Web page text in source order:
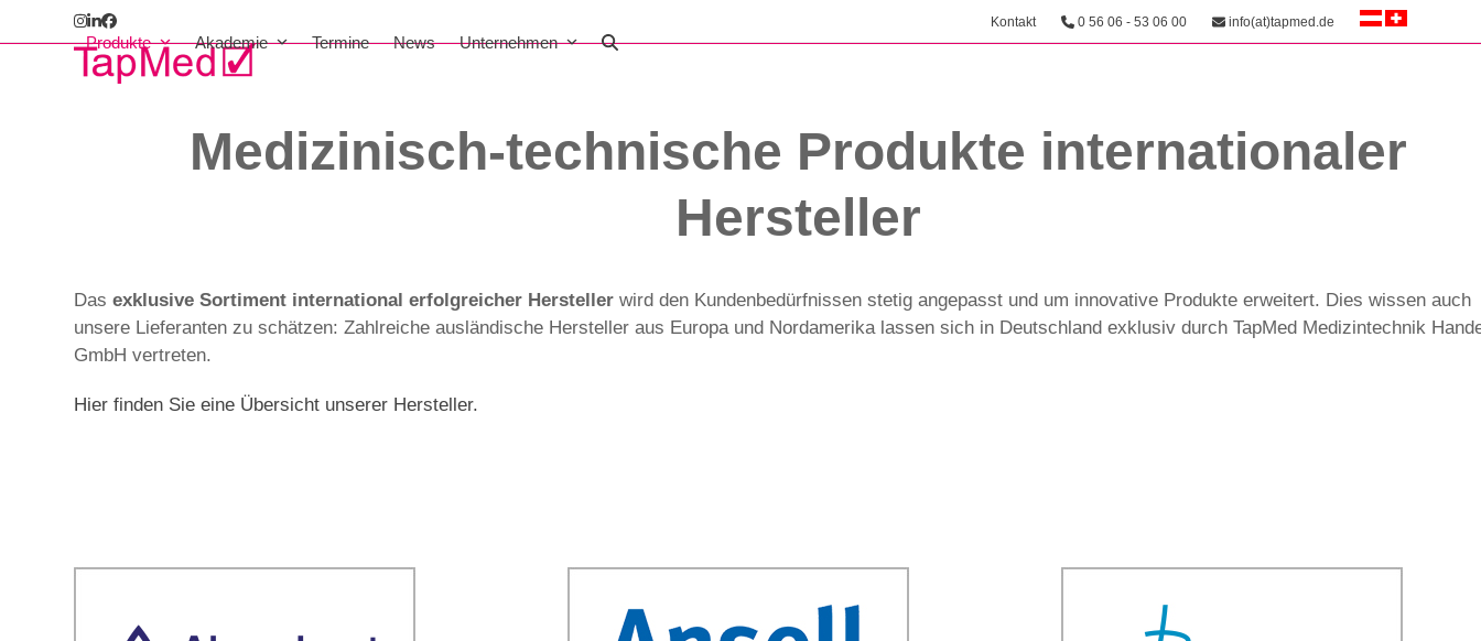
to
Instagram
LinkedIn
Facebook Kontakt 0 56 06 - 53 06 00 info(at)tapmed.de
Produkte Akademie Termine News Unternehmen
Medizinisch-technische Produkte internationaler
Hersteller
Dasexklusive Sortiment international erfolgreicher Hersteller wird den Kundenbedürfnissen stetig angepasst und um innovative Produkte erweitert. Dies wissen auch
unsere Lieferanten zu schätzen: Zahlreiche ausländische Hersteller aus Europa und Nordamerika lassen sich in Deutschland exklusiv durch TapMed Medizintechnik
GmbH vertreten.
Hier finden Sie eine Übersicht unserer Hersteller.